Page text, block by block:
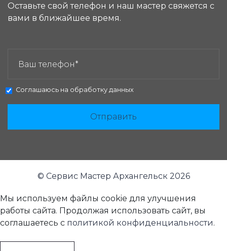
Оставьте свой телефон и наш мастер свяжется с
вами в ближайшее время.
Соглашаюсь на обработку данных
Отправить
© Сервис Мастер Архангельск 2026
Мы используем файлы cookie для улучшения
работы сайта. Продолжая использовать сайт, вы
соглашаетесь с политикой конфиденциальности.